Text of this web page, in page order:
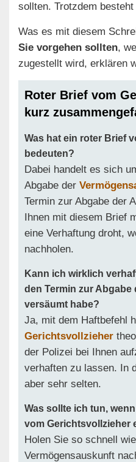
sollten. Trotzdem
Was es mit diesem
Sie vorgehen sollten,
zugestellt wird, erklären
Roter Brief vom
kurz
Was hat ein roter Brief
bedeuten?
Dabei handelt es sich
Abgabe der
Termin zur Abgabe der
Ihnen mit diesem Brief
eine Verhaftung droht,
nachholen.
Kann ich wirklich
den Termin zur
versäumt habe?
Ja, mit dem Haftbefehl
Gerichtsvollzieher
der Polizei bei Ihnen
verhaften zu lassen. In
aber sehr selten.
Was sollte ich tun,
vom Gerichtsvollzieher
Holen Sie so schnell
Vermögensauskunft